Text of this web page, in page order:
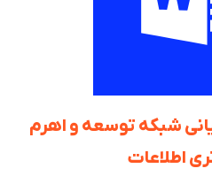
شبکه توسعه و اهرم
اطلاعات